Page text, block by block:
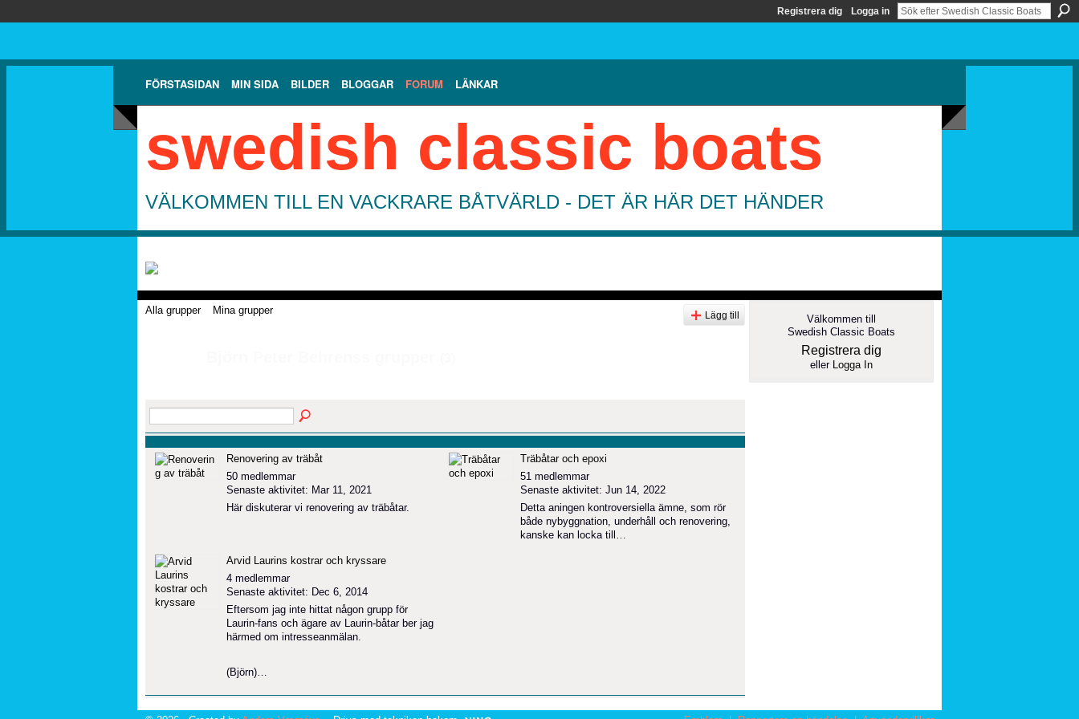
Registrera dig Logga in
FÖRSTASIDAN MIN SIDA BILDER BLOGGAR FORUM LÄNKAR
swedish classic boats
VÄLKOMMEN TILL EN VACKRARE BÅTVÄRLD - DET ÄR HÄR DET HÄNDER
Alla grupper Mina grupper Lägg till
Renovering av träbåt
50 medlemmar
Senaste aktivitet: Mar 11, 2021
Här diskuterar vi renovering av träbåtar.
Träbåtar och epoxi
51 medlemmar
Senaste aktivitet: Jun 14, 2022
Detta aningen kontroversiella ämne, som rör
både nybyggnation, underhåll och renovering,
kanske kan locka till…
Arvid Laurins kostrar och kryssare
4 medlemmar
Senaste aktivitet: Dec 6, 2014
Eftersom jag inte hittat någon grupp för
Laurin-fans och ägare av Laurin-båtar ber jag
härmed om intresseanmälan.
(Björn)…
Välkommen till
Swedish Classic Boats
Registrera dig
eller Logga In